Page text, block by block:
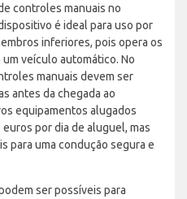
controles manuais no
é ideal para uso por
inferiores, pois opera os
veículo automático. No
manuais devem ser
antes da chegada ao
equipamentos alugados
por dia de aluguel, mas
para uma condução segura e
ser possíveis para